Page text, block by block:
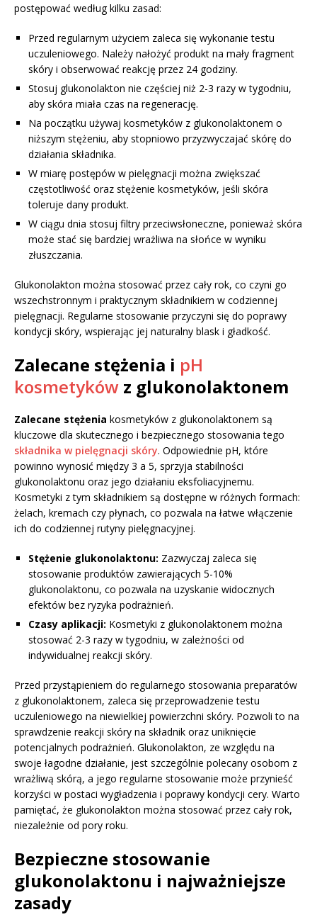
postępować według kilku zasad:
Przed regularnym użyciem zaleca się wykonanie testu
uczuleniowego. Należy nałożyć produkt na mały fragment
skóry i obserwować reakcję przez 24 godziny.
Stosuj glukonolakton nie częściej niż 2-3 razy w tygodniu,
aby skóra miała czas na regenerację.
Na początku używaj kosmetyków z glukonolaktonem o
niższym stężeniu, aby stopniowo przyzwyczajać skórę do
działania składnika.
W miarę postępów w pielęgnacji można zwiększać
częstotliwość oraz stężenie kosmetyków, jeśli skóra
toleruje dany produkt.
W ciągu dnia stosuj filtry przeciwsłoneczne, ponieważ skóra
może stać się bardziej wrażliwa na słońce w wyniku
złuszczania.
Glukonolakton można stosować przez cały rok, co czyni go
wszechstronnym i praktycznym składnikiem w codziennej
pielęgnacji. Regularne stosowanie przyczyni się do poprawy
kondycji skóry, wspierając jej naturalny blask i gładkość.
Zalecane stężenia i pH
kosmetyków z glukonolaktonem
Zalecane stężenia kosmetyków z glukonolaktonem są
kluczowe dla skutecznego i bezpiecznego stosowania tego
składnika w pielęgnacji skóry. Odpowiednie pH, które
powinno wynosić między 3 a 5, sprzyja stabilności
glukonolaktonu oraz jego działaniu eksfoliacyjnemu.
Kosmetyki z tym składnikiem są dostępne w różnych formach:
żelach, kremach czy płynach, co pozwala na łatwe włączenie
ich do codziennej rutyny pielęgnacyjnej.
Stężenie glukonolaktonu: Zazwyczaj zaleca się
stosowanie produktów zawierających 5-10%
glukonolaktonu, co pozwala na uzyskanie widocznych
efektów bez ryzyka podrażnień.
Czasy aplikacji: Kosmetyki z glukonolaktonem można
stosować 2-3 razy w tygodniu, w zależności od
indywidualnej reakcji skóry.
Przed przystąpieniem do regularnego stosowania preparatów
z glukonolaktonem, zaleca się przeprowadzenie testu
uczuleniowego na niewielkiej powierzchni skóry. Pozwoli to na
sprawdzenie reakcji skóry na składnik oraz uniknięcie
potencjalnych podrażnień. Glukonolakton, ze względu na
swoje łagodne działanie, jest szczególnie polecany osobom z
wrażliwą skórą, a jego regularne stosowanie może przynieść
korzyści w postaci wygładzenia i poprawy kondycji cery. Warto
pamiętać, że glukonolakton można stosować przez cały rok,
niezależnie od pory roku.
Bezpieczne stosowanie
glukonolaktonu i najważniejsze
zasady